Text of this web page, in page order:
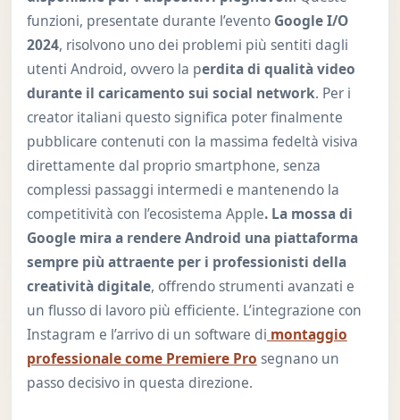
funzioni, presentate durante l’eventoGoogle I/O
2024, risolvono uno dei problemi più sentiti dagli
utenti Android, ovvero la perdita di qualità video
durante il caricamento sui social network. Per i
creator italiani questo significa poter finalmente
pubblicare contenuti con la massima fedeltà visiva
direttamente dal proprio smartphone, senza
complessi passaggi intermedi e mantenendo la
competitività con l’ecosistema Apple. La mossa di
Google mira a rendere Android una piattaforma
sempre più attraente per i professionisti della
creatività digitale, offrendo strumenti avanzati e
un flusso di lavoro più efficiente. L’integrazione con
Instagram e l’arrivo di un software di montaggio
professionale come Premiere Pro segnano un
passo decisivo in questa direzione.